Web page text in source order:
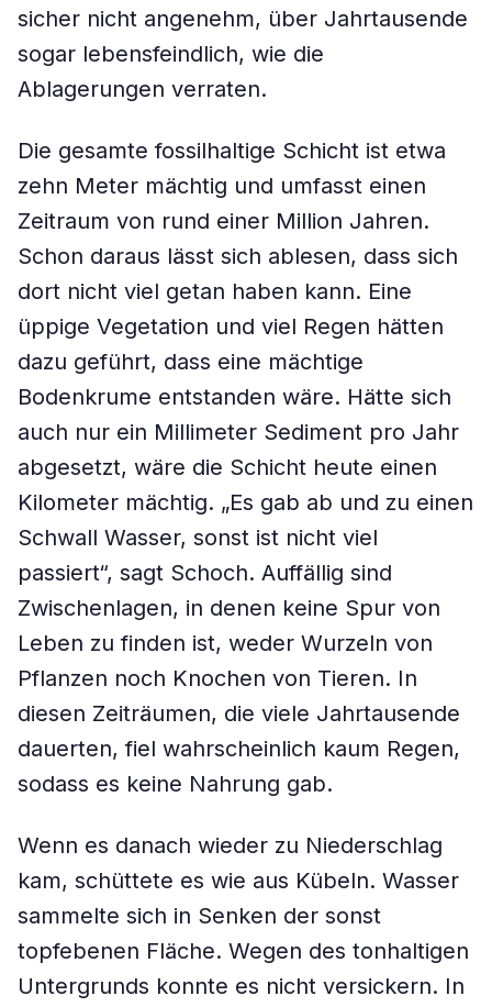
sicher nicht angenehm, über Jahrtausende
sogar lebensfeindlich, wie die
Ablagerungen verraten.
Die gesamte fossilhaltige Schicht ist etwa
zehn Meter mächtig und umfasst einen
Zeitraum von rund einer Million Jahren.
Schon daraus lässt sich ablesen, dass sich
dort nicht viel getan haben kann. Eine
üppige Vegetation und viel Regen hätten
dazu geführt, dass eine mächtige
Bodenkrume entstanden wäre. Hätte sich
auch nur ein Millimeter Sediment pro Jahr
abgesetzt, wäre die Schicht heute einen
Kilometer mächtig. „Es gab ab und zu einen
Schwall Wasser, sonst ist nicht viel
passiert“, sagt Schoch. Auffällig sind
Zwischenlagen, in denen keine Spur von
Leben zu finden ist, weder Wurzeln von
Pflanzen noch Knochen von Tieren. In
diesen Zeiträumen, die viele Jahrtausende
dauerten, fiel wahrscheinlich kaum Regen,
sodass es keine Nahrung gab.
Wenn es danach wieder zu Niederschlag
kam, schüttete es wie aus Kübeln. Wasser
sammelte sich in Senken der sonst
topfebenen Fläche. Wegen des tonhaltigen
Untergrunds konnte es nicht versickern. In